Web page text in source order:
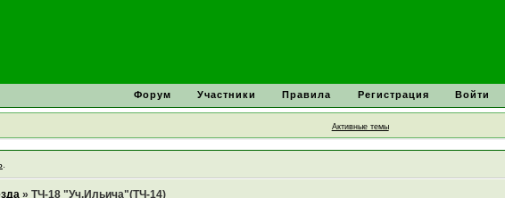
Форум Участники Правила Регистрация Войти
Активные темы
.
» ТЧ-18 "Уч.Ильича"(ТЧ-14)